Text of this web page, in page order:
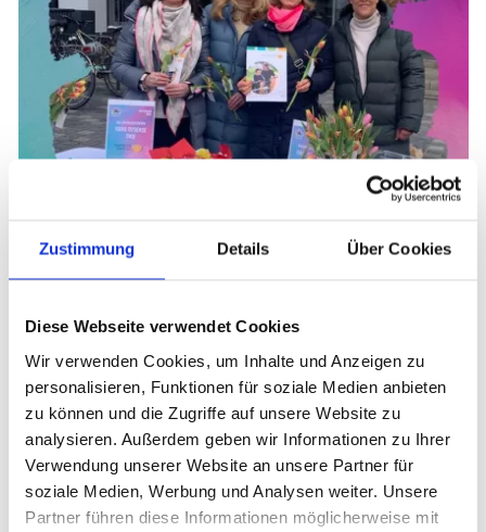
Zustimmung Details Über Cookies
Diese Webseite verwendet Cookies
Wir verwenden Cookies, um Inhalte und Anzeigen zu
personalisieren, Funktionen für soziale Medien anbieten
zu können und die Zugriffe auf unsere Website zu
analysieren. Außerdem geben wir Informationen zu Ihrer
Verwendung unserer Website an unsere Partner für
soziale Medien, Werbung und Analysen weiter. Unsere
Partner führen diese Informationen möglicherweise mit
Weitere Beiträge Previous